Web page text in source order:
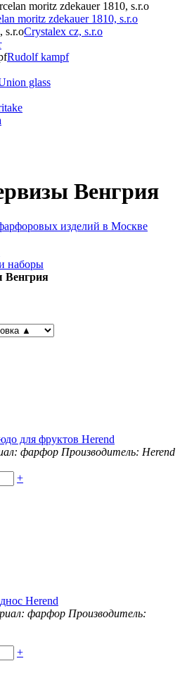
moritz zdekauer 1810, s.r.o
Crystalex cz, s.r.o
Rudolf kampf
glass
Венгрия
изделий в Москве
наборы
Венгрия
для фруктов Herend
фарфор Производитель: Herend
+
Herend
фарфор Производитель:
+